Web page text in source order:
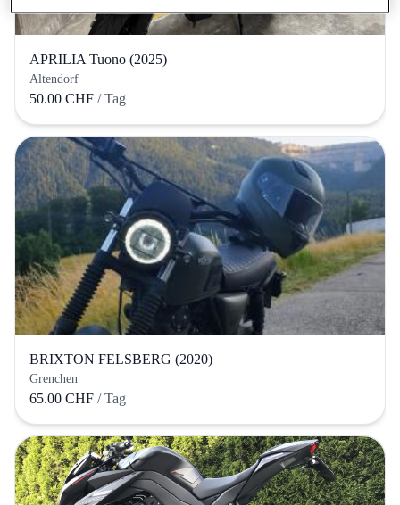
APRILIA Tuono (2025)
Altendorf
50.00 CHF / Tag
BRIXTON FELSBERG (2020)
Grenchen
65.00 CHF / Tag